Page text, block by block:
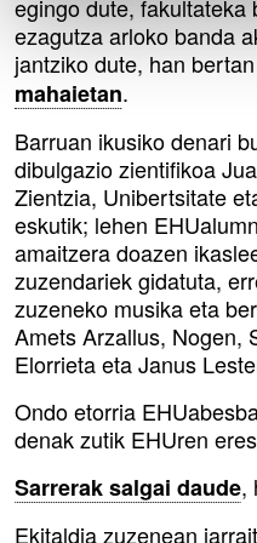
egingo dute,
ezagutza arloko banda
jantziko dute, han bertan
mahaietan.
Barruan ikusiko denari
dibulgazio zientifikoa
Zientzia, Unibertsitate
eskutik; lehen
amaitzera doazen
zuzendariek gidatuta,
zuzeneko musika eta
Amets Arzallus, Nogen,
Elorrieta eta Janus
Ondo etorria
denak zutik EHUren
Sarrerak salgai daude,
Ekitaldia zuzenean